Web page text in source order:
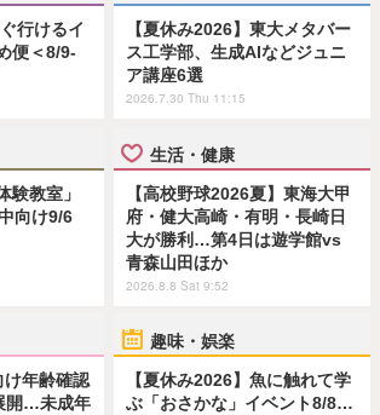
行けるイ
便＜8/9-
【夏休み2026】東大メタバー
ス工学部、生成AIなどジュニ
ア講座6選
2026.7.30 Thu 11:15
験教室」
向け9/6
生活・健康
【高校野球2026夏】東海大甲
府・健大高崎・有明・長崎日
大が勝利…第4日は遊学館vs
青森山田ほか
2026.8.8 Sat 9:52
年齢確認
開…未成年
趣味・娯楽
【夏休み2026】魚に触れて学
ぶ「おさかな」イベント8/8…